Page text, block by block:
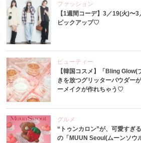
ファッション
【1週間コーデ】3／19(火)〜
ピックアップ♡
ビューティー
【韓国コスメ】「Bling
きを放つグリッターパウダー
ーメイクが作れちゃう♡
グルメ
“トゥンカロン”が、可愛すぎ
の「MUUN Seoul(ムーンソウ